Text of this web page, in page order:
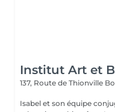
Institut Art et
137, Route de Thionville
Isabel et son équipe